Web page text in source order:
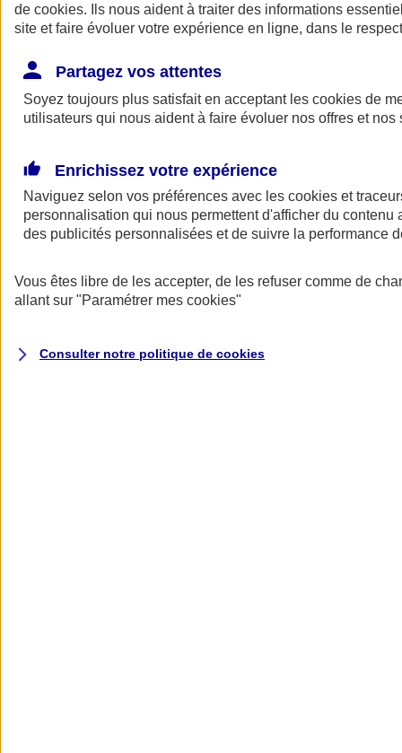
AXA Assurance
de cookies. Ils nous aident à traiter des informations
site et faire évoluer votre expérience en ligne, dans le
Partagez vos attentes
Soyez toujours plus satisfait en acceptant les cookies de
utilisateurs qui nous aident à faire évoluer nos offres et nos
Enrichissez votre expérience
Naviguez selon vos préférences avec les cookies et
personnalisation qui nous permettent d'afficher du contenu
des publicités personnalisées et de suivre la performance
Vous êtes libre de les accepter, de les refuser comme de
allant sur "Paramétrer mes cookies"
Consulter notre politique de cookies